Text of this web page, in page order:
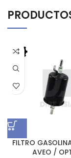
FILTRO
AVEO /